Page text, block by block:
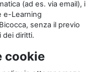
(ad es. via email), i
e-Learning
senza il previo
dei diritti.
cookie